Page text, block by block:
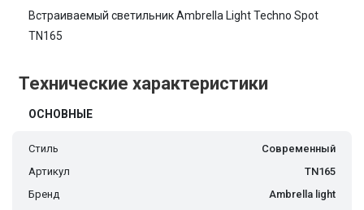
Встраиваемый светильник Ambrella Light Techno Spot
TN165
Технические характеристики
ОСНОВНЫЕ
Стиль
Современный
Артикул
TN165
Бренд
Ambrella light